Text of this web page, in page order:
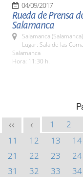
04/09/2017
Rueda de Prensa
Salamanca
Salamanca (Salamanca)
Lugar: Sala de las
Salamanca
Hora: 11:30 h.
<< < 1 2
11
12 13 14
21
22 23 24
31
32 33 34